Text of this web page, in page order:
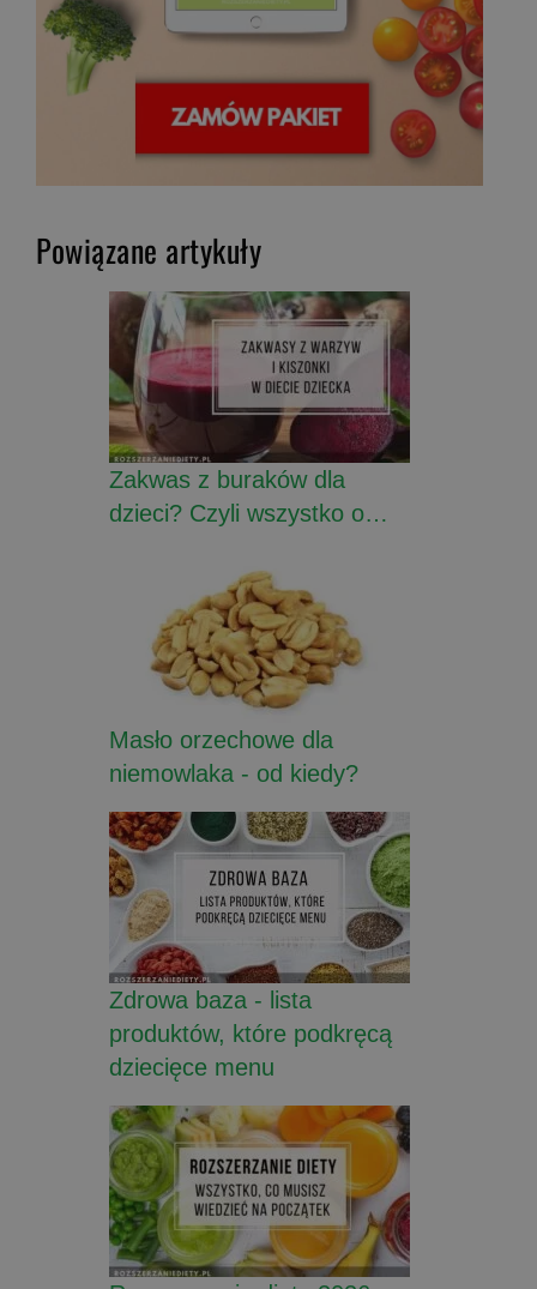
Powiązane artykuły
Zakwas z buraków dla
dzieci? Czyli wszystko o…
Masło orzechowe dla
niemowlaka - od kiedy?
Zdrowa baza - lista
produktów, które podkręcą
dziecięce menu